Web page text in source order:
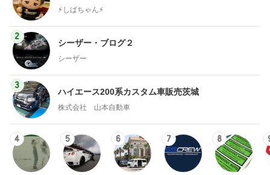
⚡️しばちゃん⚡️
2
シーザー・ブログ２
シーザー
3
ハイエース200系カスタム車販売茨城
株式会社 山本自動車
4 5 6 7 8